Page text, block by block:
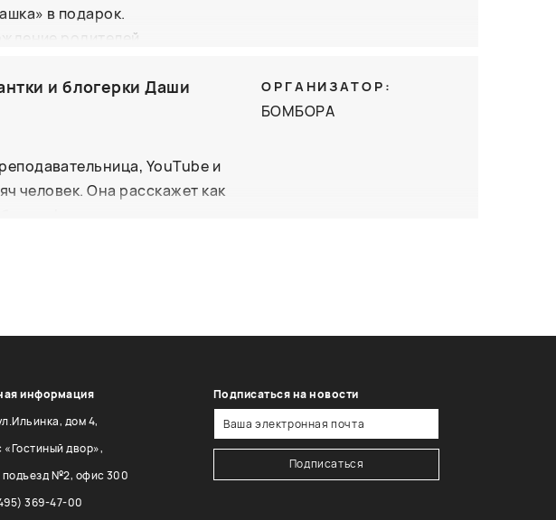
в подарок.
родителей.
и блогерки Даши
YouTube и
человек. Она расскажет как
ОРГАНИЗАТОР:
БОМБОРА
информация
дом 4,
«Гостиный двор»,
подъезд №2, офис 300
369-47-00
Подписаться на новости
Подписаться